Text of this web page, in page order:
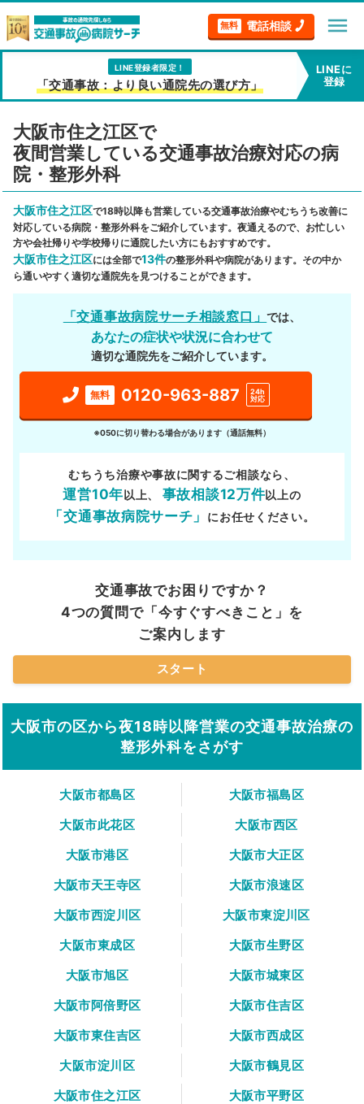
無料 電話相談 menu
LINE登録者限定！
「交通事故：より良い通院先の選び方」
LINEに
登録
大阪市住之江区で
夜間営業している交通事故治療対応の病
院・整形外科
大阪市住之江区で18時以降も営業している交通事故治療やむちうち改善に
対応している病院・整形外科をご紹介しています。夜通えるので、お忙しい
方や会社帰りや学校帰りに通院したい方にもおすすめです。
大阪市住之江区には全部で13件の整形外科や病院があります。その中か
ら通いやすく適切な通院先を見つけることができます。
「交通事故病院サーチ相談窓口」では、
あなたの症状や状況に合わせて
適切な通院先をご紹介しています。
無料 0120-963-887
24h
対応
※050に切り替わる場合があります（通話無料）
むちうち治療や事故に関するご相談なら、
運営10年以上、 事故相談12万件以上の
「交通事故病院サーチ」 にお任せください。
交通事故でお困りですか？
4つの質問で「今すぐすべきこと」を
ご案内します
スタート
大阪市の区から夜18時以降営業の交通事故治療の
整形外科をさがす
大阪市都島区
大阪市福島区
大阪市此花区
大阪市西区
大阪市港区
大阪市大正区
大阪市天王寺区
大阪市浪速区
大阪市西淀川区
大阪市東淀川区
大阪市東成区
大阪市生野区
大阪市旭区
大阪市城東区
大阪市阿倍野区
大阪市住吉区
大阪市東住吉区
大阪市西成区
大阪市淀川区
大阪市鶴見区
大阪市住之江区
大阪市平野区